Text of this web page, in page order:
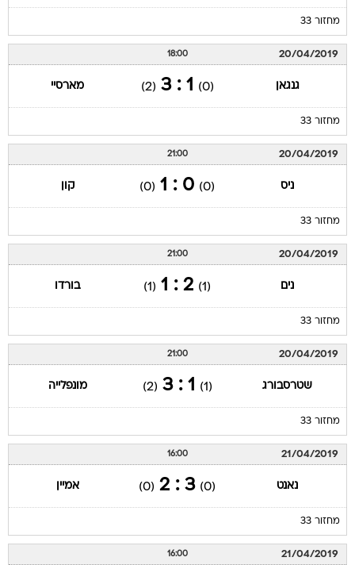
מחזור 33
20/04/2019
18:00
גנגאן (0)
1 : 3
(2) מארסיי
מחזור 33
20/04/2019
21:00
ניס (0)
0 : 1
(0) קון
מחזור 33
20/04/2019
21:00
נים (1)
2 : 1
(1) בורדו
מחזור 33
20/04/2019
21:00
שטרסבורג (1)
1 : 3
(2) מונפלייה
מחזור 33
21/04/2019
16:00
נאנט (0)
3 : 2
(0) אמיין
מחזור 33
21/04/2019
16:00